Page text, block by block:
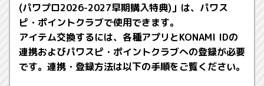
(パワプロ2026-2027早期購入特典)」は、パワス
ピ・ポイントクラブで使用できます。
アイテム交換するには、各種アプリとKONAMI IDの
連携およびパワスピ・ポイントクラブへの登録が必要
です。連携・登録方法は以下の手順をご覧ください。